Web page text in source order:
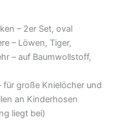
– 2er Set, oval
– Löwen, Tiger,
– auf Baumwollstoff,
für große Knielöcher und
an Kinderhosen
liegt bei)